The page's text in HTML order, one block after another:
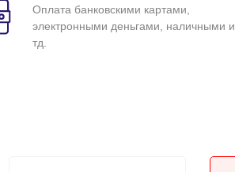
Оплата банковскими картами,
электронными деньгами, наличными и
тд.